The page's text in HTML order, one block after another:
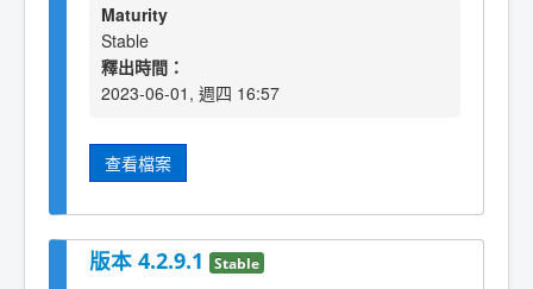
Maturity
Stable
釋出時間：
2023-06-01, 週四 16:57
查看檔案
版本 4.2.9.1 Stable